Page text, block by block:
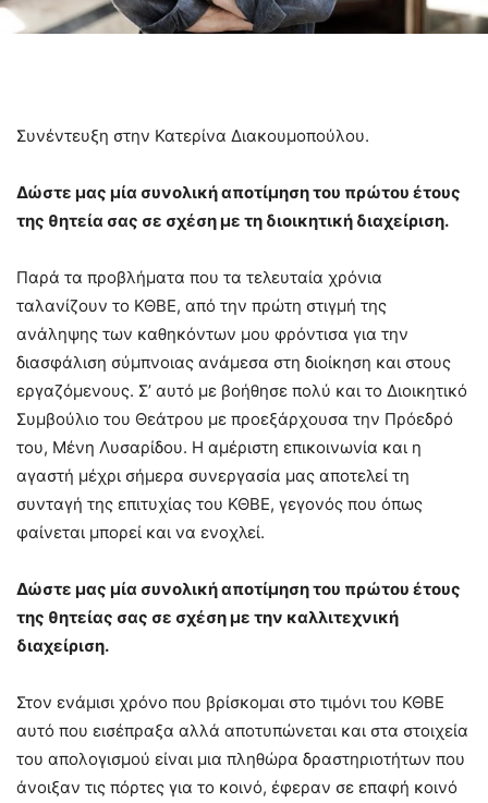
Συνέντευξη στην Κατερίνα Διακουμοπούλου.
Δώστε μας μία συνολική αποτίμηση του πρώτου έτους
της θητεία σας σε σχέση με τη διοικητική διαχείριση.
Παρά τα προβλήματα που τα τελευταία χρόνια
ταλανίζουν το ΚΘΒΕ, από την πρώτη στιγμή της
ανάληψης των καθηκόντων μου φρόντισα για την
διασφάλιση σύμπνοιας ανάμεσα στη διοίκηση και στους
εργαζόμενους. Σ’ αυτό με βοήθησε πολύ και το Διοικητικό
Συμβούλιο του Θεάτρου με προεξάρχουσα την Πρόεδρό
του, Μένη Λυσαρίδου. Η αμέριστη επικοινωνία και η
αγαστή μέχρι σήμερα συνεργασία μας αποτελεί τη
συνταγή της επιτυχίας του ΚΘΒΕ, γεγονός που όπως
φαίνεται μπορεί και να ενοχλεί.
Δώστε μας μία συνολική αποτίμηση του πρώτου έτους
της θητείας σας σε σχέση με την καλλιτεχνική
διαχείριση.
Στον ενάμισι χρόνο που βρίσκομαι στο τιμόνι του ΚΘΒΕ
αυτό που εισέπραξα αλλά αποτυπώνεται και στα στοιχεία
του απολογισμού είναι μια πληθώρα δραστηριοτήτων που
άνοιξαν τις πόρτες για το κοινό, έφεραν σε επαφή κοινό